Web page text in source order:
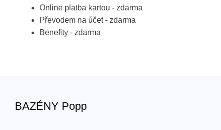
Online platba kartou - zdarma
Převodem na účet - zdarma
Benefity - zdarma
BAZÉNY Popp